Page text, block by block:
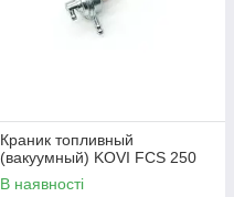
Краник топливный
(вакуумный) KOVI FCS 250
В наявності